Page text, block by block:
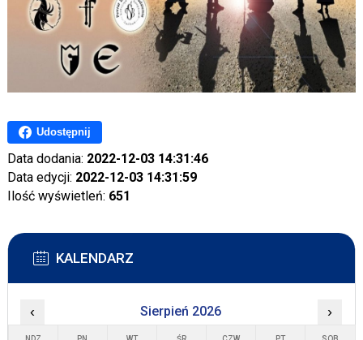
Udostępnij
Data dodania: 2022-12-03 14:31:46
Data edycji: 2022-12-03 14:31:59
Ilość wyświetleń: 651
KALENDARZ
‹ Sierpień 2026 ›